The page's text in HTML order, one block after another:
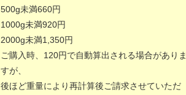
500g未満660円
1000g未満920円
2000g未満1,350円
ご購入時、120円で自動算出される場合がありま
すが、
後ほど重量により再計算後ご請求させていただ